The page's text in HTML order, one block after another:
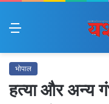
Menu
भोपाल
हत्या और अन्य